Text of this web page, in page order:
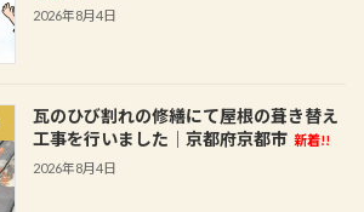
2026年8月4日
瓦のひび割れの修繕にて屋根の葺き替え
工事を行いました│京都府京都市 新着!!
2026年8月4日